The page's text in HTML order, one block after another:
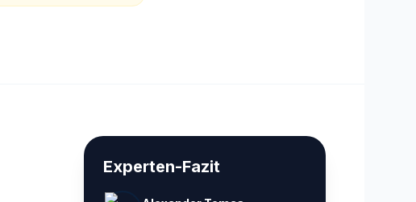
Experten-Fazit